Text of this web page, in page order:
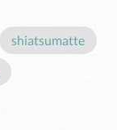
shiatsumatte